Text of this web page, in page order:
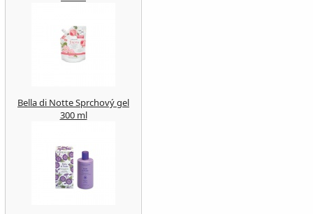
Bella di Notte Sprchový gel
300 ml